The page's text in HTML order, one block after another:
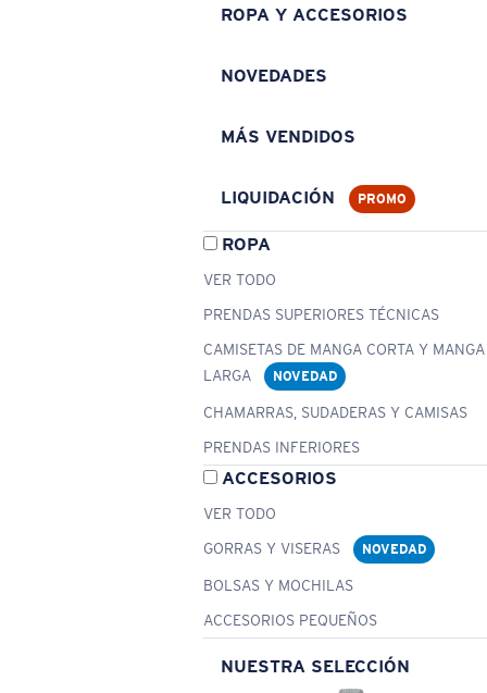
ROPA Y ACCESORIOS
NOVEDADES
MÁS VENDIDOS
LIQUIDACIÓN PROMO
ROPA
VER TODO
PRENDAS SUPERIORES TÉCNICAS
CAMISETAS DE MANGA CORTA Y MANGA
LARGA
NOVEDAD
CHAMARRAS, SUDADERAS Y CAMISAS
PRENDAS INFERIORES
ACCESORIOS
VER TODO
GORRAS Y VISERAS
NOVEDAD
BOLSAS Y MOCHILAS
ACCESORIOS PEQUEÑOS
NUESTRA SELECCIÓN